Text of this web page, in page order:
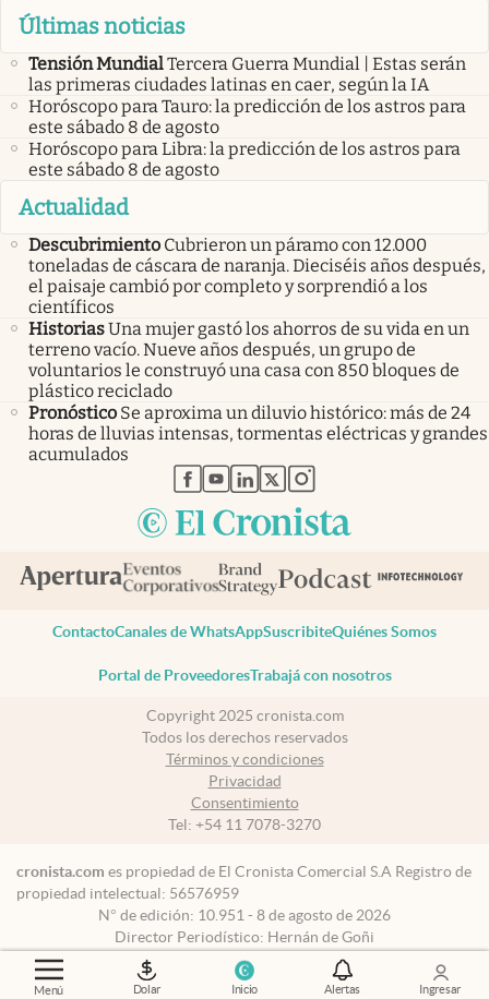
Menú Dolar Inicio Alertas Ingresar
Últimas noticias
Tensión MundialTercera Guerra Mundial | Estas serán
las primeras ciudades latinas en caer, según la IA
Horóscopo para Tauro: la predicción de los astros para
este sábado 8 de agosto
Horóscopo para Libra: la predicción de los astros para
este sábado 8 de agosto
Actualidad
Descubrimiento Cubrieron un páramo con 12.000
toneladas de cáscara de naranja. Dieciséis años después,
el paisaje cambió por completo y sorprendió a los
científicos
HistoriasUna mujer gastó los ahorros de su vida en un
terreno vacío. Nueve años después, un grupo de
voluntarios le construyó una casa con 850 bloques de
plástico reciclado
Pronóstico Se aproxima un diluvio histórico: más de 24
horas de lluvias intensas, tormentas eléctricas y grandes
acumulados
abre en nueva pestaña
abre en nueva pestaña
abre en nueva pestaña
abre en nueva pestaña
abre en nueva pestaña
ContactoCanales de WhatsAppSuscribiteQuiénes Somos
Portal de ProveedoresTrabajá con nosotros
Copyright 2025 cronista.com
Todos los derechos reservados
Términos y condiciones
Privacidad
Consentimiento
Tel: +54 11 7078-3270
cronista.com es propiedad de El Cronista Comercial S.A Registro de
propiedad intelectual: 56576959
N° de edición: 10.951 - 8 de agosto de 2026
Director Periodístico: Hernán de Goñi